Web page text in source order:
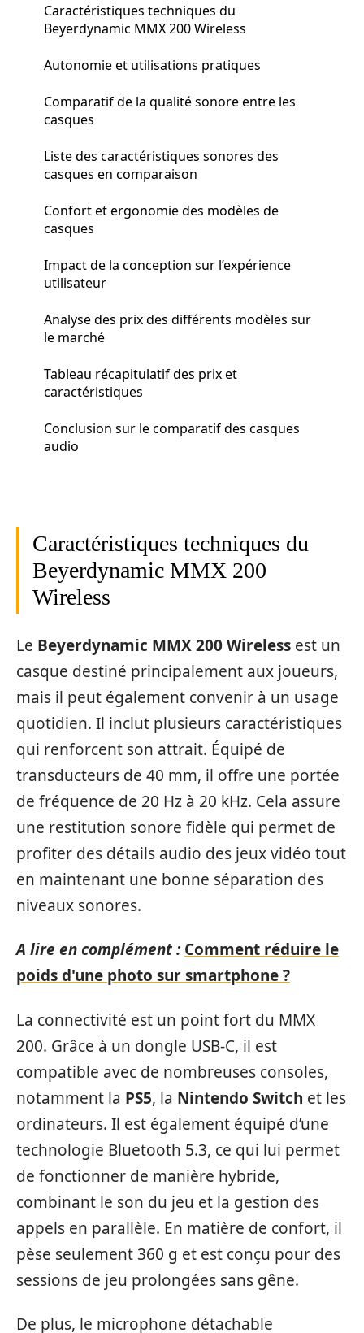
Caractéristiques techniques du
Beyerdynamic MMX 200 Wireless
Autonomie et utilisations pratiques
Comparatif de la qualité sonore entre les
casques
Liste des caractéristiques sonores des
casques en comparaison
Confort et ergonomie des modèles de
casques
Impact de la conception sur l’expérience
utilisateur
Analyse des prix des différents modèles sur
le marché
Tableau récapitulatif des prix et
caractéristiques
Conclusion sur le comparatif des casques
audio
Caractéristiques techniques du
Beyerdynamic MMX 200
Wireless
Le Beyerdynamic MMX 200 Wireless est un
casque destiné principalement aux joueurs,
mais il peut également convenir à un usage
quotidien. Il inclut plusieurs caractéristiques
qui renforcent son attrait. Équipé de
transducteurs de 40 mm, il offre une portée
de fréquence de 20 Hz à 20 kHz. Cela assure
une restitution sonore fidèle qui permet de
profiter des détails audio des jeux vidéo tout
en maintenant une bonne séparation des
niveaux sonores.
A lire en complément : Comment réduire le
poids d'une photo sur smartphone ?
La connectivité est un point fort du MMX
200. Grâce à un dongle USB-C, il est
compatible avec de nombreuses consoles,
notamment la PS5, la Nintendo Switch et les
ordinateurs. Il est également équipé d’une
technologie Bluetooth 5.3, ce qui lui permet
de fonctionner de manière hybride,
combinant le son du jeu et la gestion des
appels en parallèle. En matière de confort, il
pèse seulement 360 g et est conçu pour des
sessions de jeu prolongées sans gêne.
De plus, le microphone détachable